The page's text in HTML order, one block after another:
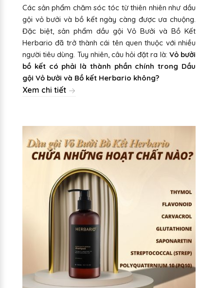
Các sản phẩm chăm sóc tóc từ thiên nhiên như dầu
gội vỏ bưởi và bồ kết ngày càng được ưa chuộng.
Đặc biệt, sản phẩm dầu gội Vỏ Bưởi và Bồ Kết
Herbario đã trở thành cái tên quen thuộc với nhiều
người tiêu dùng. Tuy nhiên, câu hỏi đặt ra là: Vỏ bưởi
bồ kết có phải là thành phần chính trong Dầu
gội Vỏ bưởi và Bồ kết Herbario không?
Xem chi tiết